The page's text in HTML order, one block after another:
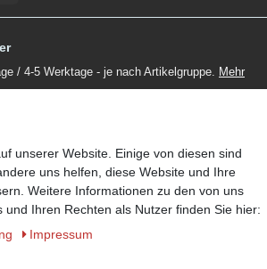
/ 4-5 Werktage - je nach Artikelgruppe. Mehr
Mehr Informationen
unserer Website. Einige von diesen sind
uns helfen, diese Website und Ihre
Weitere Informationen zu den von uns
und Ihren Rechten als Nutzer finden Sie hier:
Impressum